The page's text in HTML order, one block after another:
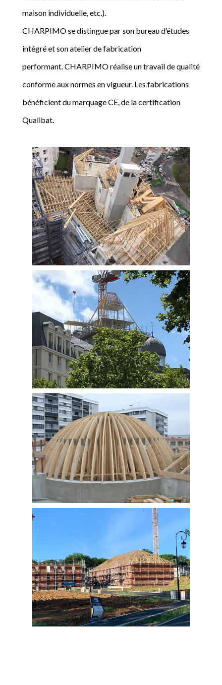
maison individuelle, etc.).
CHARPIMO se distingue par son bureau d’études
intégré et son atelier de fabrication
performant. CHARPIMO réalise un travail de qualité
conforme aux normes en vigueur. Les fabrications
bénéficient du marquage CE, de la certification
Qualibat.